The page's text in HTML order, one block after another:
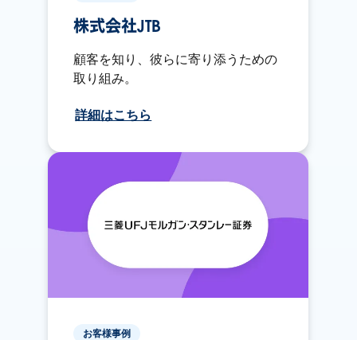
株式会社JTB
顧客を知り、彼らに寄り添うための
取り組み。
詳細はこちら
お客様事例